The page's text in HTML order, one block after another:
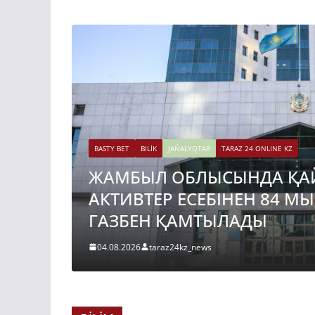
BASTY BET BILİK JAŃALYQTAR TARAZ 24 ONLINE KZ
ЖАМБЫЛ ОБЛЫСЫНДА
АКТИВТЕР ЕСЕБІНЕН 84
ГАЗБЕН ҚАМТЫЛАДЫ
04.08.2026 taraz24kz_news
BASTY BET
TARAZ 24 ONLINE KZ